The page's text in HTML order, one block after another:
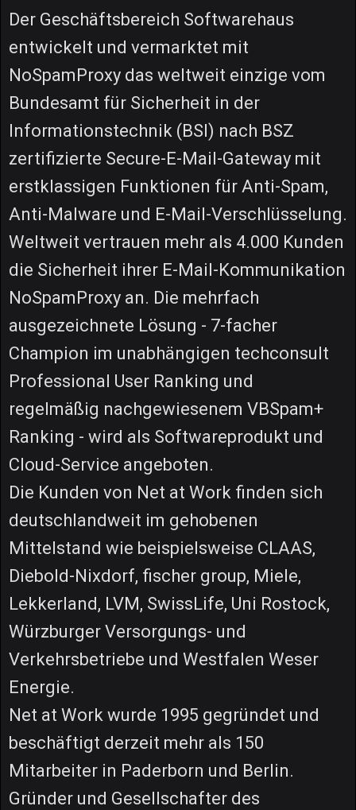
Der Geschäftsbereich Softwarehaus
entwickelt und vermarktet mit
NoSpamProxy das weltweit einzige vom
Bundesamt für Sicherheit in der
Informationstechnik (BSI) nach BSZ
zertifizierte Secure-E-Mail-Gateway mit
erstklassigen Funktionen für Anti-Spam,
Anti-Malware und E-Mail-Verschlüsselung.
Weltweit vertrauen mehr als 4.000 Kunden
die Sicherheit ihrer E-Mail-Kommunikation
NoSpamProxy an. Die mehrfach
ausgezeichnete Lösung - 7-facher
Champion im unabhängigen techconsult
Professional User Ranking und
regelmäßig nachgewiesenem VBSpam+
Ranking - wird als Softwareprodukt und
Cloud-Service angeboten.
Die Kunden von Net at Work finden sich
deutschlandweit im gehobenen
Mittelstand wie beispielsweise CLAAS,
Diebold-Nixdorf, fischer group, Miele,
Lekkerland, LVM, SwissLife, Uni Rostock,
Würzburger Versorgungs- und
Verkehrsbetriebe und Westfalen Weser
Energie.
Net at Work wurde 1995 gegründet und
beschäftigt derzeit mehr als 150
Mitarbeiter in Paderborn und Berlin.
Gründer und Gesellschafter des